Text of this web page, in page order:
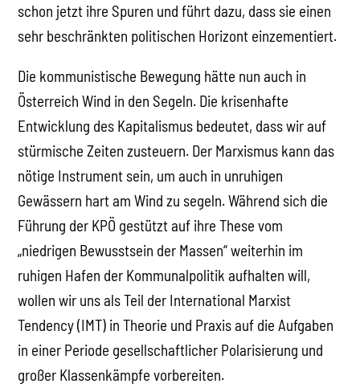
schon jetzt ihre Spuren und führt dazu, dass sie einen
sehr beschränkten politischen Horizont einzementiert.
Die kommunistische Bewegung hätte nun auch in
Österreich Wind in den Segeln. Die krisenhafte
Entwicklung des Kapitalismus bedeutet, dass wir auf
stürmische Zeiten zusteuern. Der Marxismus kann das
nötige Instrument sein, um auch in unruhigen
Gewässern hart am Wind zu segeln. Während sich die
Führung der KPÖ gestützt auf ihre These vom
„niedrigen Bewusstsein der Massen“ weiterhin im
ruhigen Hafen der Kommunalpolitik aufhalten will,
wollen wir uns als Teil der International Marxist
Tendency (IMT) in Theorie und Praxis auf die Aufgaben
in einer Periode gesellschaftlicher Polarisierung und
großer Klassenkämpfe vorbereiten.